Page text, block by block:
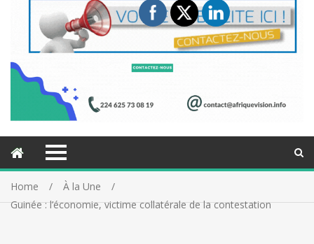
Home
À la Une
Guinée : l’économie, victime collatérale de la contestation